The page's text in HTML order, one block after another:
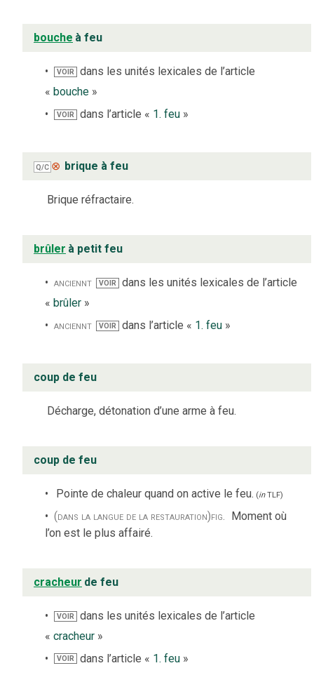
bouche à feu
VOIR
dans les unités lexicales de l’article
« bouche »
VOIR dans l’article « 1. feu »
Q/C ⊗ brique à feu
Brique réfractaire.
brûler à petit feu
anciennt VOIR dans les unités lexicales de l’article
« brûler »
anciennt
VOIR dans l’article « 1. feu»
coup de feu
Décharge, détonation d’une arme à feu.
coup de feu
Pointe de chaleur quand on active le feu. (inTLF)
(dans la langue de la restauration)fig. Moment où
l’on est le plus affairé.
cracheur de feu
VOIR
dans les unités lexicales de l’article
« cracheur »
VOIR dans l’article « 1. feu »